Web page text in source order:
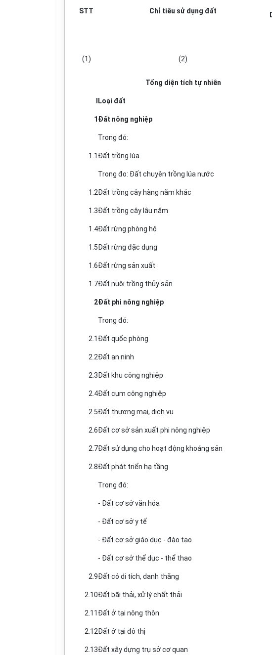
STT Chỉ tiêu sử dụng đất
(1) (2)
Tổng diện tích tự nhiên
Loại đất
1Đất nông nghiệp
Trong đó:
1.1 Đất trồng lúa
Trong đo: Đất chuyên trồng lúa nước
1.2Đất trồng cây hàng năm khác
1.3Đất trồng cây lâu năm
1.4Đất rừng phòng hộ
1.5Đất rừng đặc dụng
1.6Đất rừng sản xuất
1.7Đất nuôi trồng thủy sản
2Đất phi nông nghiệp
Trong đó:
2.1 Đất quốc phòng
2.2Đất an ninh
2.3Đất khu công nghiệp
2.4Đất cụm công nghiệp
2.5Đất thương mại, dịch vụ
2.6Đất cơ sở sản xuất phi nông nghiệp
2.7Đất sử dụng cho hoạt động khoáng sản
2.8Đất phát triển hạ tầng
Trong đó:
- Đất cơ sở văn hóa
- Đất cơ sở y tế
- Đất cơ sở giáo dục - đào tạo
- Đất cơ sở thể dục - thể thao
2.9Đất có di tích, danh thắng
2.10Đất bãi thải, xử lý chất thải
2.11 Đất ở tại nông thôn
2.12Đất ở tại đô thị
2.13Đất xây dựng trụ sở cơ quan